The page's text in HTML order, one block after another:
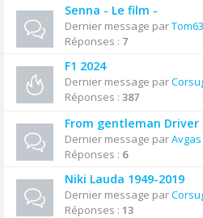
Senna - Le film -
Dernier message parTom63
Réponses : 7
F1 2024
Dernier message par
Réponses : 387
From gentleman
Dernier message parAvgas
Réponses : 6
Niki Lauda 1949-2019
Dernier message par
Réponses : 13